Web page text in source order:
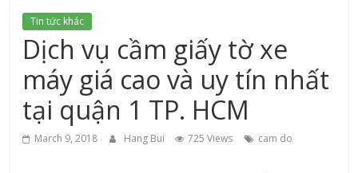
Tin tức khác
Dịch vụ cầm giấy tờ xe
máy giá cao và uy tín nhất
tại quận 1 TP. HCM
March 9, 2018 Hang Bui 725 Views cam do